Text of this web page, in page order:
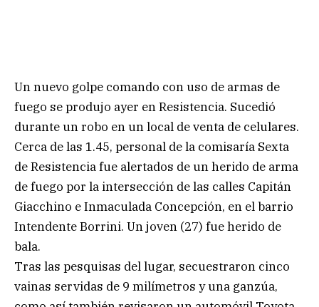
Un nuevo golpe comando con uso de armas de
fuego se produjo ayer en Resistencia. Sucedió
durante un robo en un local de venta de celulares.
Cerca de las 1.45, personal de la comisaría Sexta
de Resistencia fue alertados de un herido de arma
de fuego por la intersección de las calles Capitán
Giacchino e Inmaculada Concepción, en el barrio
Intendente Borrini. Un joven (27) fue herido de
bala.
Tras las pesquisas del lugar, secuestraron cinco
vainas servidas de 9 milímetros y una ganzúa,